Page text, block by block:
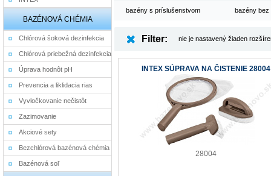
BAZÉNOVÁ CHÉMIA
Chlórová šoková dezinfekcia
Chlórová priebežná dezinfekcia
Úprava hodnôt pH
Prevencia a liklidacia rias
Vyvločkovanie nečistôt
Zazimovanie
Akciové sety
Bezchlórová bazénová chémia
Bazénová soľ
bazény s príslušenstvom bazény
Filter: nie je nastavený žiaden
INTEX SÚPRAVA NA ČISTENIE 28004
28004